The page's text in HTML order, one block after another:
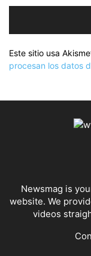
Este sitio usa
procesan los datos
Newsmag is
website. We
videos